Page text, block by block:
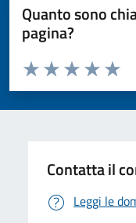
Quanto sono
pagina?
Valuta da 1 a 5 stelle la
Valuta 4
Valuta 3
Valuta 2 stelle su
Valuta 1 stelle su 5
Contatta il
Leggi le